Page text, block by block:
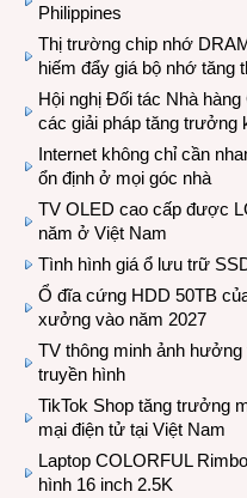
Philippines
Thị trường chip nhớ
hiếm đẩy giá bộ nhớ tăng
Hội nghị Đối tác Nhà
các giải pháp tăng trưởng
Internet không chỉ cần
ổn định ở mọi góc nhà
TV OLED cao cấp được
năm ở Việt Nam
Tình hình giá ổ lưu trữ
Ổ đĩa cứng HDD 50TB
xưởng vào năm 2027
TV thông minh ảnh
truyền hình
TikTok Shop tăng trưởng
mại điện tử tại Việt Nam
Laptop COLORFUL
hình 16 inch 2.5K